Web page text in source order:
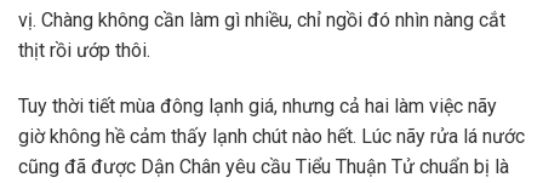
vị. Chàng không cần làm gì nhiều, chỉ ngồi đó nhìn nàng cắt
thịt rồi ướp thôi.
Tuy thời tiết mùa đông lạnh giá, nhưng cả hai làm việc nãy
giờ không hề cảm thấy lạnh chút nào hết. Lúc nãy rửa lá nước
cũng đã được Dận Chân yêu cầu Tiểu Thuận Tử chuẩn bị là